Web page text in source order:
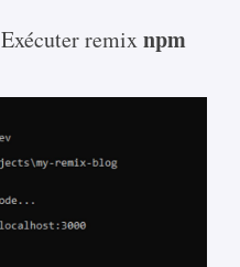
Exécuter remixnpm